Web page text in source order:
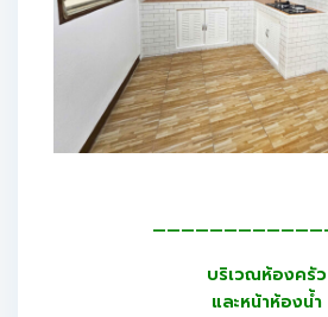
บริเวณห้องครัว
และหน้าห้องน้ำ